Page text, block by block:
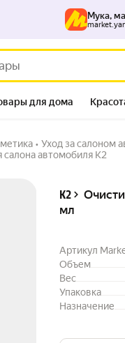
для дома
Мука,
• Уход за салоном
автомобиля K2
K2
мл
Артикул
Объем
Вес
Упаковка
Назначение
750 мл